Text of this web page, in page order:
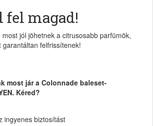
fel magad!
jól jöhetnek a citrusosabb parfümök,
felfrissítenek!
most jár a Colonnade baleset-
Kéred?
ingyenes biztosítást